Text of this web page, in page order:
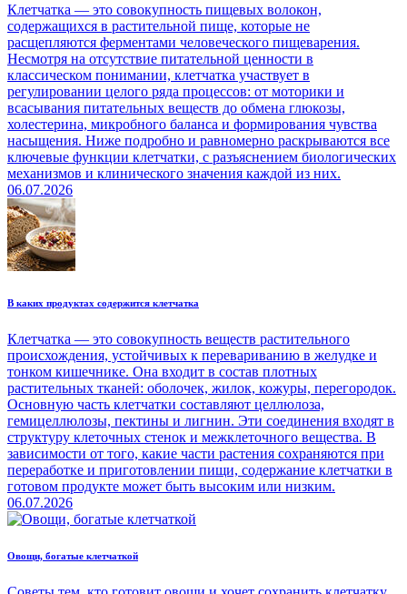
Клетчатка — это совокупность пищевых волокон,
содержащихся в растительной пище, которые не
расщепляются ферментами человеческого пищеварения.
Несмотря на отсутствие питательной ценности в
классическом понимании, клетчатка участвует в
регулировании целого ряда процессов: от моторики и
всасывания питательных веществ до обмена глюкозы,
холестерина, микробного баланса и формирования чувства
насыщения. Ниже подробно и равномерно раскрываются все
ключевые функции клетчатки, с разъяснением биологических
механизмов и клинического значения каждой из них.
06.07.2026
В каких продуктах содержится клетчатка
Клетчатка — это совокупность веществ растительного
происхождения, устойчивых к перевариванию в желудке и
тонком кишечнике. Она входит в состав плотных
растительных тканей: оболочек, жилок, кожуры, перегородок.
Основную часть клетчатки составляют целлюлоза,
гемицеллюлозы, пектины и лигнин. Эти соединения входят в
структуру клеточных стенок и межклеточного вещества. В
зависимости от того, какие части растения сохраняются при
переработке и приготовлении пищи, содержание клетчатки в
готовом продукте может быть высоким или низким.
06.07.2026
Овощи, богатые клетчаткой